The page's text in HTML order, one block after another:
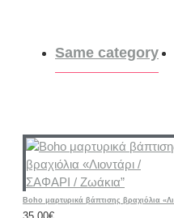
Same category